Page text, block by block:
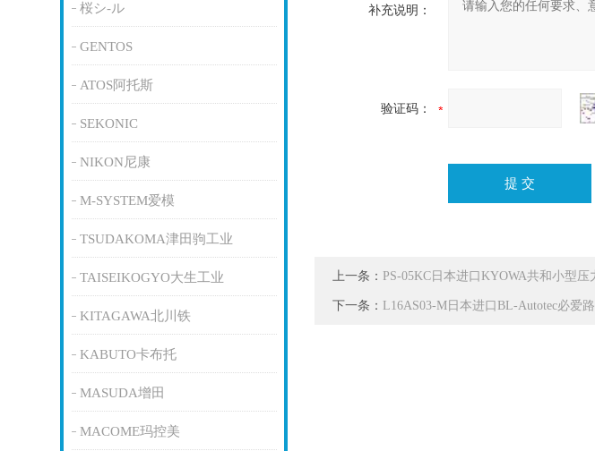
桜シ-ル
GENTOS
ATOS阿托斯
SEKONIC
NIKON尼康
M-SYSTEM爱模
TSUDAKOMA津田驹工业
TAISEIKOGYO大生工业
KITAGAWA北川铁
KABUTO卡布托
MASUDA增田
MACOME玛控美
补充说明：
验证码：
上一条： PS-05KC日本进口KYOWA共和小型压
下一条： L16AS03-M日本进口BL-Autotec必爱